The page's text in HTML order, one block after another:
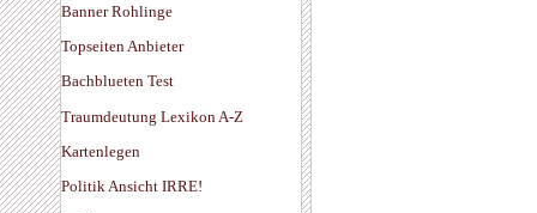
Banner Rohlinge
Topseiten Anbieter
Bachblueten Test
Traumdeutung Lexikon A-Z
Kartenlegen
Politik Ansicht IRRE!